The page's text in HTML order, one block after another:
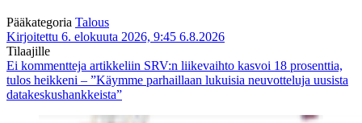
Pääkategoria Talous
Kirjoitettu 6. elokuuta 2026, 9:45 6.8.2026
Tilaajille
Ei kommentteja artikkeliin SRV:n liikevaihto kasvoi 18 prosenttia,
tulos heikkeni – ”Käymme parhaillaan lukuisia neuvotteluja uusista
datakeskushankkeista”